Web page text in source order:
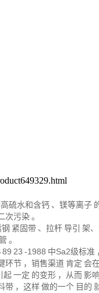
硫水和含钙 、镁等离子
次污染。
紧固带 、拉杆 导引 架
。
89 23 -1988 中Sa2级标准
环节 ，销售渠道 肯定 会
起一定 的变形 ，从而 影响
带 ，这样做的一个 目的